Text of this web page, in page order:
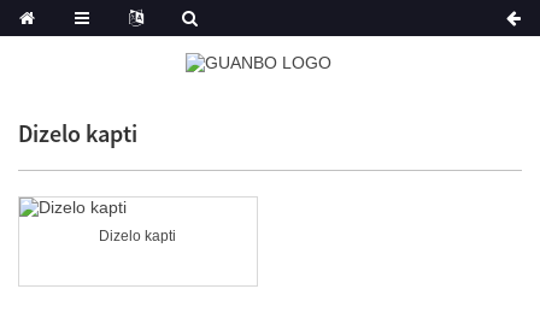
Dizelo kapti
Dizelo kapti